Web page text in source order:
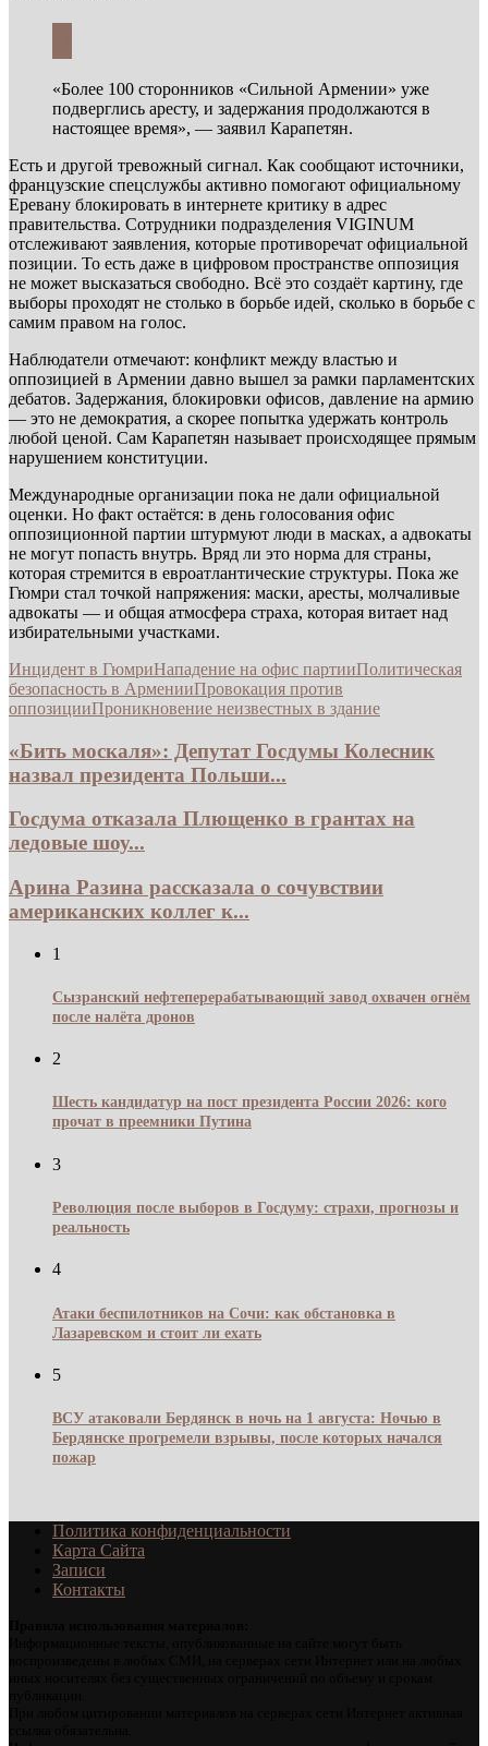
«Более 100 сторонников «Сильной Армении» уже
подверглись аресту, и задержания продолжаются в
настоящее время», — заявил Карапетян.
Есть и другой тревожный сигнал. Как сообщают источники,
французские спецслужбы активно помогают официальному
Еревану блокировать в интернете критику в адрес
правительства. Сотрудники подразделения VIGINUM
отслеживают заявления, которые противоречат официальной
позиции. То есть даже в цифровом пространстве оппозиция
не может высказаться свободно. Всё это создаёт картину, где
выборы проходят не столько в борьбе идей, сколько в борьбе с
самим правом на голос.
Наблюдатели отмечают: конфликт между властью и
оппозицией в Армении давно вышел за рамки парламентских
дебатов. Задержания, блокировки офисов, давление на армию
— это не демократия, а скорее попытка удержать контроль
любой ценой. Сам Карапетян называет происходящее прямым
нарушением конституции.
Международные организации пока не дали официальной
оценки. Но факт остаётся: в день голосования офис
оппозиционной партии штурмуют люди в масках, а адвокаты
не могут попасть внутрь. Вряд ли это норма для страны,
которая стремится в евроатлантические структуры. Пока же
Гюмри стал точкой напряжения: маски, аресты, молчаливые
адвокаты — и общая атмосфера страха, которая витает над
избирательными участками.
Инцидент в ГюмриНападение на офис партииПолитическая
безопасность в АрменииПровокация против
оппозицииПроникновение неизвестных в здание
«Бить москаля»: Депутат Госдумы Колесник
назвал президента Польши...
Госдума отказала Плющенко в грантах на
ледовые шоу...
Арина Разина рассказала о сочувствии
американских коллег к...
1
Сызранский нефтеперерабатывающий завод охвачен огнём
после налёта дронов
2
Шесть кандидатур на пост президента России 2026: кого
прочат в преемники Путина
3
Революция после выборов в Госдуму: страхи, прогнозы и
реальность
4
Атаки беспилотников на Сочи: как обстановка в
Лазаревском и стоит ли ехать
5
ВСУ атаковали Бердянск в ночь на 1 августа: Ночью в
Бердянске прогремели взрывы, после которых начался
пожар
Политика конфиденциальности
Карта Сайта
Записи
Контакты